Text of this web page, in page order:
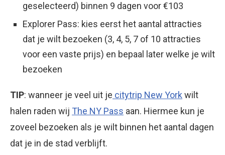
geselecteerd) binnen 9 dagen voor €103
Explorer Pass: kies eerst het aantal attracties
dat je wilt bezoeken (3, 4, 5, 7 of 10 attracties
voor een vaste prijs) en bepaal later welke je wilt
bezoeken
TIP: wanneer je veel uit je citytrip New Yorkwilt
halen raden wij The NY Pass aan. Hiermee kun je
zoveel bezoeken als je wilt binnen het aantal dagen
dat je in de stad verblijft.